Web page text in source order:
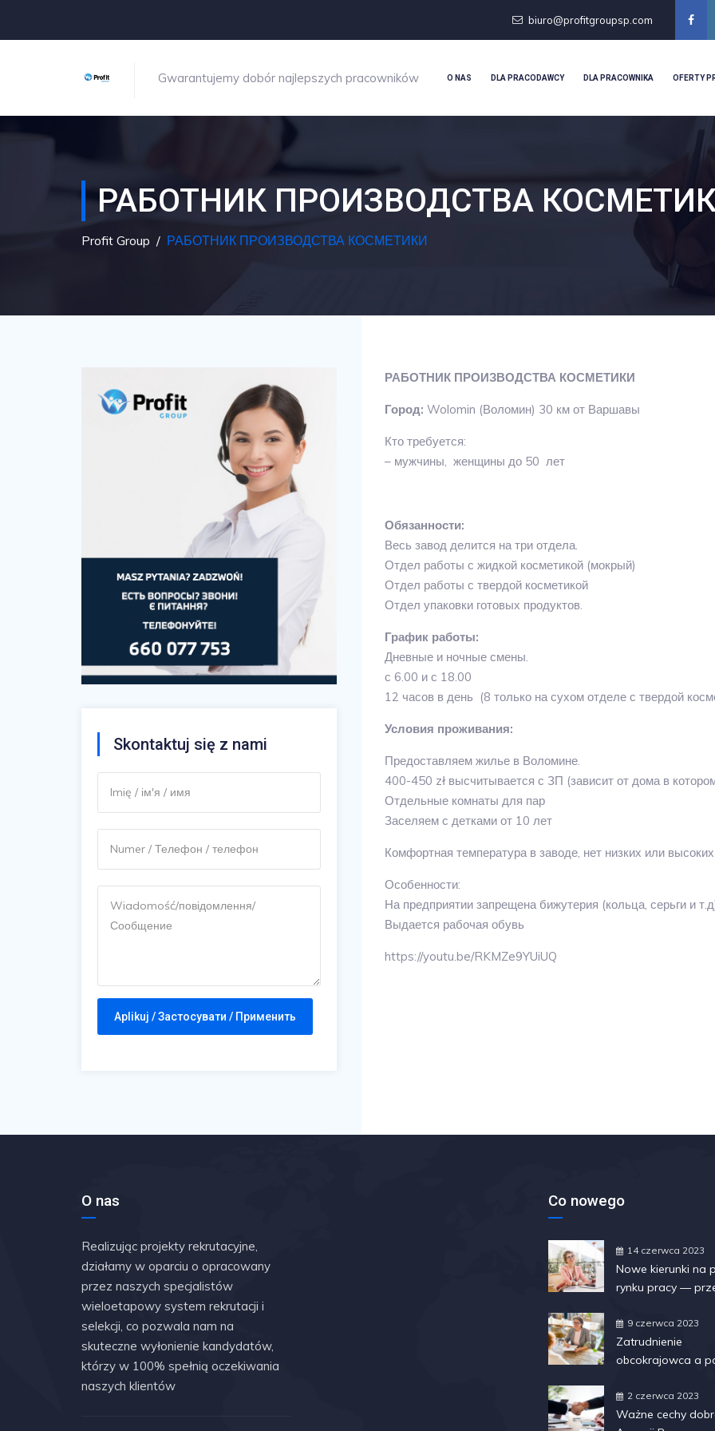
biuro@profitgroupsp.com
Gwarantujemy dobór najlepszych pracowników O NAS DLA PRACODAWCY DLA PRACOWNIKA OFERTY
РАБОТНИК ПРОИЗВОДСТВА
Profit Group / РАБОТНИК ПРОИЗВОДСТВА КОСМЕТИКИ
РАБОТНИК ПРОИЗВОДСТВА КОСМЕТИКИ
Город: Wolomin (Воломин) 30 км от Варшавы
Кто требуется:
– мужчины, женщины до 50 лет
Обязанности:
Весь завод делится на три отдела.
Отдел работы с жидкой косметикой (мокрый)
Отдел работы с твердой косметикой
Отдел упаковки готовых продуктов.
График работы:
Дневные и ночные смены.
с 6.00 и с 18.00
12 часов в день (8 только на сухом отделе с твердой
Условия проживания:
Предоставляем жилье в Воломине.
400-450 zł высчитывается с ЗП (зависит от дома в
Отдельные комнаты для пар
Заселяем с детками от 10 лет
Комфортная температура в заводе, нет низких или
Особенности:
На предприятии запрещена бижутерия (кольца, серьги и
Выдается рабочая обувь
https://youtu.be/RKMZe9YUiUQ
Skontaktuj się z nami
O nas
Realizując projekty rekrutacyjne,
działamy w oparciu o opracowany
przez naszych specjalistów
wieloetapowy system rekrutacji i
selekcji, co pozwala nam na
skuteczne wyłonienie kandydatów,
którzy w 100% spełnią oczekiwania
naszych klientów
Co nowego
14 czerwca 2023
Nowe kierunki na
rynku pracy —
ewolucji
9 czerwca 2023
Zatrudnienie
obcokrajowca a
2 czerwca 2023
Ważne cechy